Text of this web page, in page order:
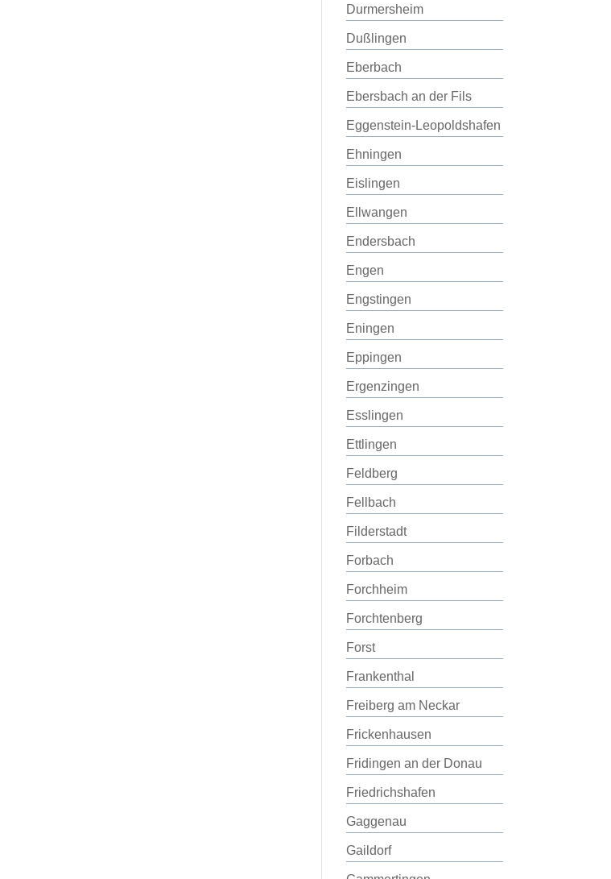
Durmersheim
Dußlingen
Eberbach
Ebersbach an der Fils
Eggenstein-Leopoldshafen
Ehningen
Eislingen
Ellwangen
Endersbach
Engen
Engstingen
Eningen
Eppingen
Ergenzingen
Esslingen
Ettlingen
Feldberg
Fellbach
Filderstadt
Forbach
Forchheim
Forchtenberg
Forst
Frankenthal
Freiberg am Neckar
Frickenhausen
Fridingen an der Donau
Friedrichshafen
Gaggenau
Gaildorf